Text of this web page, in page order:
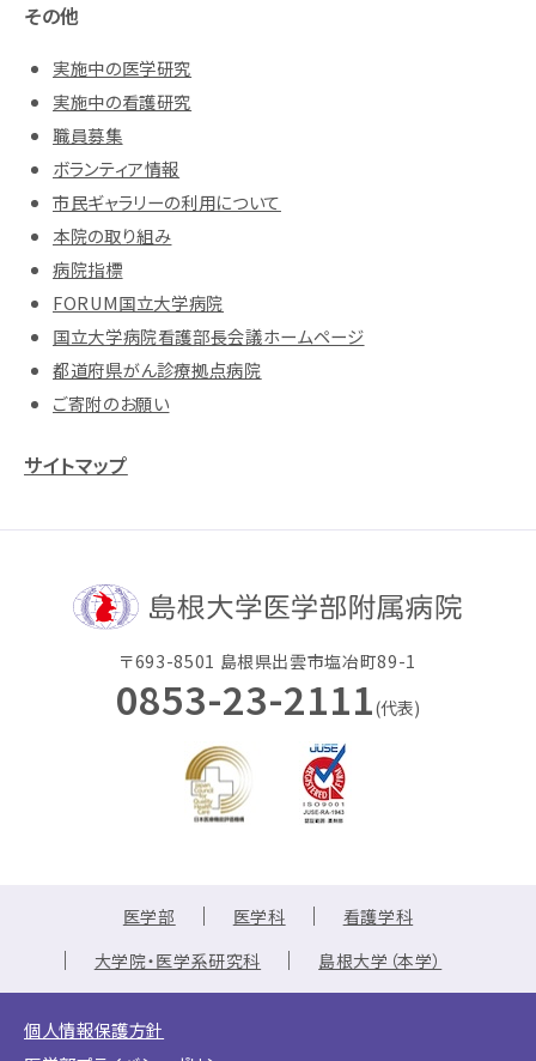
その他
実施中の医学研究
実施中の看護研究
職員募集
ボランティア情報
市民ギャラリーの利用について
本院の取り組み
病院指標
FORUM国立大学病院
国立大学病院看護部長会議ホームページ
都道府県がん診療拠点病院
ご寄附のお願い
サイトマップ
〒693-8501 島根県出雲市塩冶町89-1
0853-23-2111(代表)
医学部 医学科
看護学科
大学院・医学系研究科
島根大学（本学）
個人情報保護方針